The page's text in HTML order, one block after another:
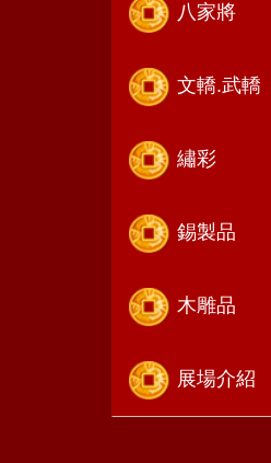
八家將
文轎.武轎
繡彩
錫製品
木雕品
展場介紹